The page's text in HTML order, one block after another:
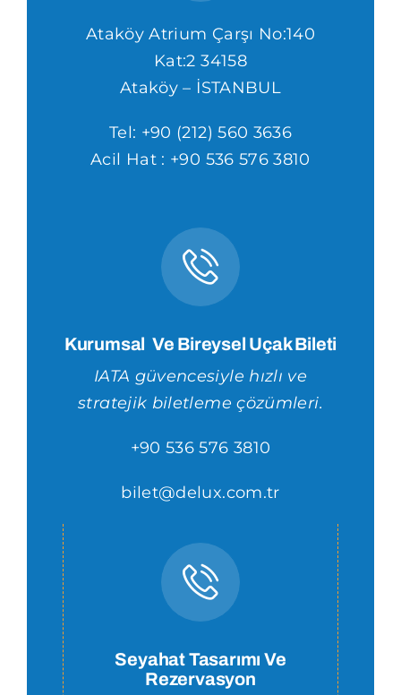
Ataköy Atrium Çarşı No:140
Kat:2 34158
Ataköy – İSTANBUL
Tel: +90 (212) 560 3636
Acil Hat : +90 536 576 3810
Kurumsal Ve Bireysel Uçak Bileti
IATA güvencesiyle hızlı ve
stratejik biletleme çözümleri.
+90 536 576 3810
bilet@delux.com.tr
Seyahat Tasarımı Ve
Rezervasyon